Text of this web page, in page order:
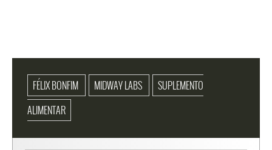
FÉLIX BONFIM MIDWAY LABS
SUPLEMENTO
ALIMENTAR